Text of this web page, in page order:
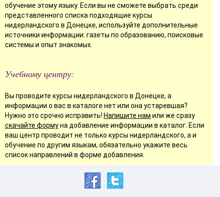
обучение этому языку. Если вы не сможете выбрать среди
представленного списка подходящие курсы
нидерландского в Донецке, используйте дополнительные
источники информации: газеты по образованию, поисковые
системы и опыт знакомых.
Учебному центру:
Вы проводите курсы нидерландского в Донецке, а
информации о вас в каталоге нет или она устаревшая?
Нужно это срочно исправить! Напишите нам или же сразу
скачайте формуна добавление информации в каталог. Если
ваш центр проводит не только курсы нидерландского, а и
обучение по другим языкам, обязательно укажите весь
список направлений в форме добавления.